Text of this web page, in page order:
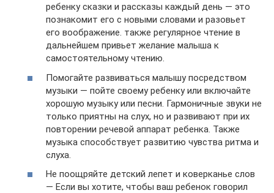
ребенку сказки и рассказы каждый день — это
познакомит его с новыми словами и разовьет
его воображение. также регулярное чтение в
дальнейшем привьет желание малыша к
самостоятельному чтению.
Помогайте развиваться малышу посредством
музыки — пойте своему ребенку или включайте
хорошую музыку или песни. Гармоничные звуки не
только приятны на слух, но и развивают при их
повторении речевой аппарат ребенка. Также
музыка способствует развитию чувства ритма и
слуха.
Не поощряйте детский лепет и коверканье слов
— Если вы хотите, чтобы ваш ребенок говорил